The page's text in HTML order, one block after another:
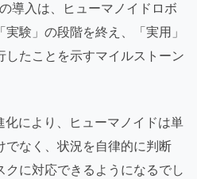
導入は、ヒューマノイドロボ
験」の段階を終え、「実用」
したことを示すマイルストーン
により、ヒューマノイドは単
でなく、状況を自律的に判断
クに対応できるようになるでし